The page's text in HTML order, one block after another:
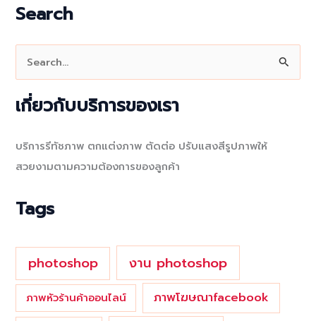
Search
r
เกี่ยวกับบริการของเรา
บริการรีทัชภาพ ตกแต่งภาพ ตัดต่อ ปรับแสงสีรูปภาพให้
สวยงามตามความต้องการของลูกค้า
Tags
photoshop งาน photoshop
ภาพหัวร้านค้าออนไลน์ ภาพโฆษณาfacebook